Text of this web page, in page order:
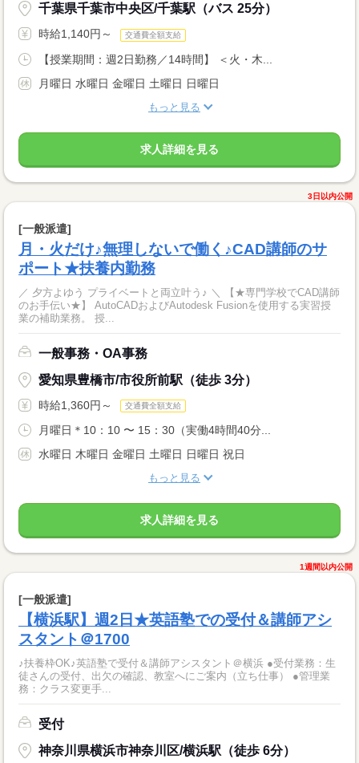
千葉県千葉市中央区/千葉駅（バス 25分）
時給1,140円～ 交通費全額支給
【授業期間：週2日勤務／14時間】 ＜火・木...
月曜日 水曜日 金曜日 土曜日 日曜日
もっと見る
求人詳細を見る
3日以内公開
[一般派遣]
月・火だけ♪無理しないで働く♪CAD講師のサ
ポート★扶養内勤務
／ 夕方よゆう プライベートと両立叶う♪ ＼ 【★専門学校でCAD講師
のお手伝い★】 AutoCADおよびAutodesk Fusionを使用する実習授
業の補助業務。 授...
一般事務・OA事務
愛知県豊橋市/市役所前駅（徒歩 3分）
時給1,360円～ 交通費全額支給
月曜日＊10：10 〜 15：30（実働4時間40分...
水曜日 木曜日 金曜日 土曜日 日曜日 祝日
もっと見る
求人詳細を見る
1週間以内公開
[一般派遣]
【横浜駅】週2日★英語塾での受付＆講師アシ
スタント＠1700
♪扶養枠OK♪英語塾で受付＆講師アシスタント＠横浜 ●受付業務：生
徒さんの受付、出欠の確認、教室へにご案内（立ち仕事） ●管理業
務：クラス変更手...
受付
神奈川県横浜市神奈川区/横浜駅（徒歩 6分）